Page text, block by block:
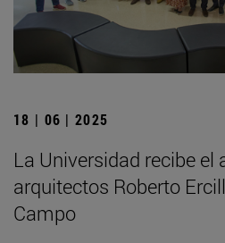
18 | 06 | 2025
La Universidad recibe el
arquitectos Roberto
Campo